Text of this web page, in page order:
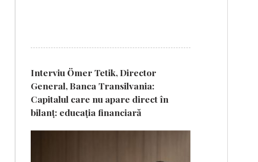
Interviu Ömer Tetik, Director
General, Banca Transilvania:
Capitalul care nu apare direct în
bilanț: educația financiară